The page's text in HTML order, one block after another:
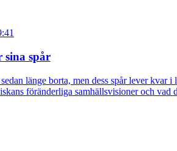
sina spår
länge borta, men dess spår lever
föränderliga samhällsvisioner och vad